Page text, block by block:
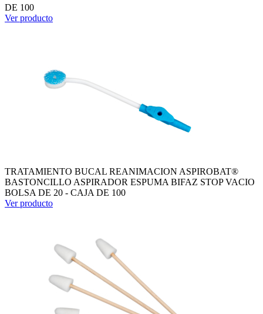
DE 100
Ver producto
TRATAMIENTO BUCAL REANIMACION ASPIROBAT®
BASTONCILLO ASPIRADOR ESPUMA BIFAZ STOP VACIO
BOLSA DE 20 - CAJA DE 100
Ver producto